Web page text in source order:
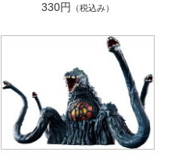
330円
（税込み）